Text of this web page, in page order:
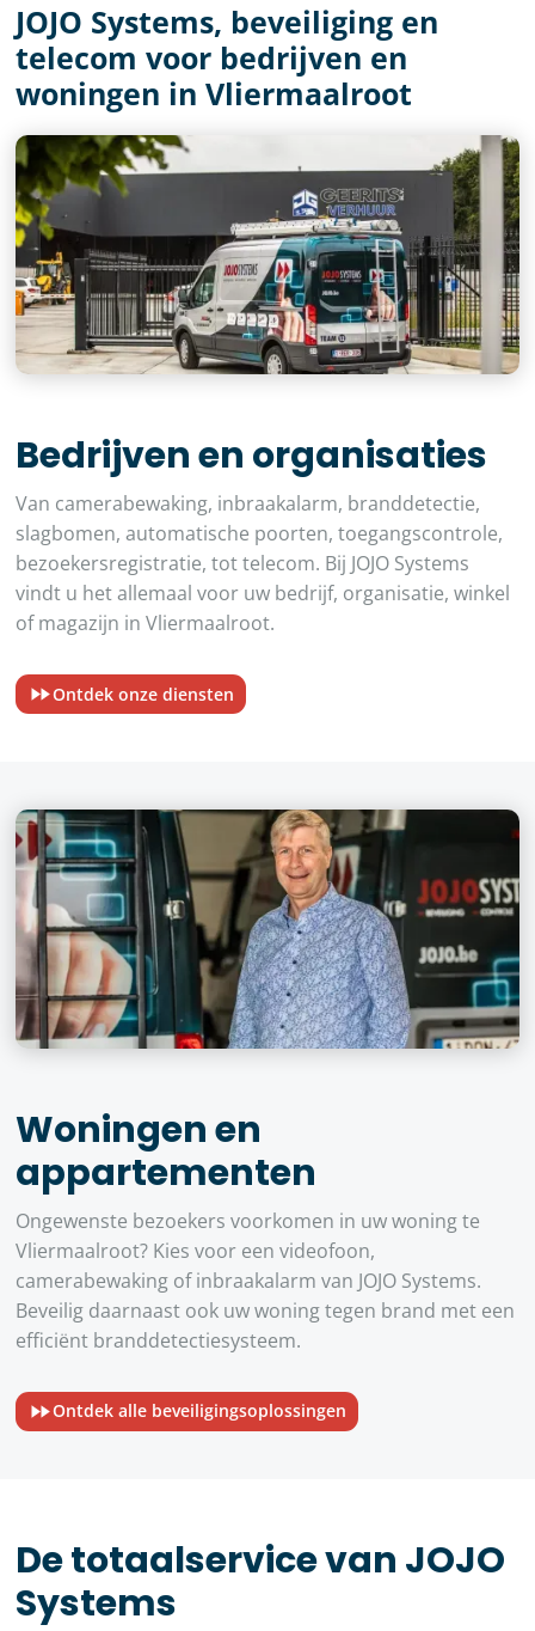
JOJO Systems, beveiliging en
telecom voor bedrijven en
woningen in Vliermaalroot
Bedrijven en organisaties
Van camerabewaking, inbraakalarm, branddetectie,
slagbomen, automatische poorten, toegangscontrole,
bezoekersregistratie, tot telecom. Bij JOJO Systems
vindt u het allemaal voor uw bedrijf, organisatie, winkel
of magazijn in Vliermaalroot.
Ontdek onze diensten
Woningen en
appartementen
Ongewenste bezoekers voorkomen in uw woning te
Vliermaalroot? Kies voor een videofoon,
camerabewaking of inbraakalarm van JOJO Systems.
Beveilig daarnaast ook uw woning tegen brand met een
efficiënt branddetectiesysteem.
Ontdek alle beveiligingsoplossingen
De totaalservice van JOJO
Systems